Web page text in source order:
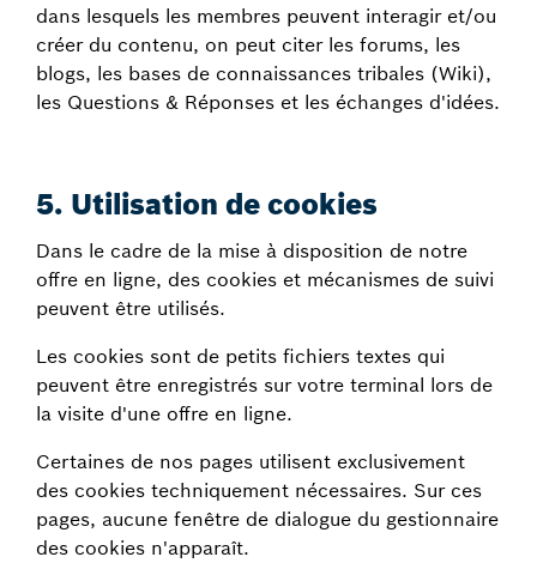
dans lesquels les membres peuvent interagir et/ou
créer du contenu, on peut citer les forums, les
blogs, les bases de connaissances tribales (Wiki),
les Questions & Réponses et les échanges d'idées.
5. Utilisation decookies
Dans le cadre de la mise à disposition de notre
offre en ligne, des cookies et mécanismes de suivi
peuvent être utilisés.
Les cookies sont de petits fichiers textes qui
peuvent être enregistrés sur votre terminal lors de
la visite d'une offre en ligne.
Certaines de nos pages utilisent exclusivement
des cookies techniquement nécessaires. Sur ces
pages, aucune fenêtre de dialogue du gestionnaire
des cookies n'apparaît.